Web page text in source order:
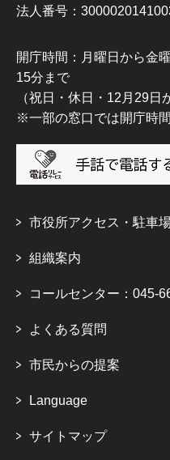
法人番号：
開庁時間：月曜日から金
15分まで
（祝日・休日・12月29日
※一部の窓口では開庁時
市役所アクセス・駐車
組織案内
コールセンター：045-
よくある質問
市民からの提案
Language
サイトマップ